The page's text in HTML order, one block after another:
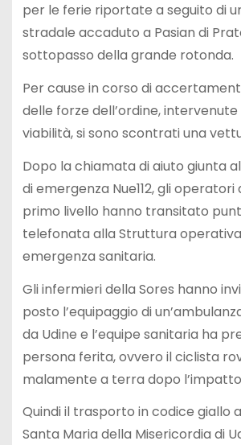
e
r
per le ferie riportate a seguito di
stradale accaduto a Pasian di
sottopasso della grande rotonda.
Per cause in corso di
delle forze dell’ordine,
viabilità, si sono scontrati una
Dopo la chiamata di aiuto giunta
di emergenza Nue112, gli operatori
primo livello hanno transitato
telefonata alla Struttura
emergenza sanitaria.
Gli infermieri della Sores hanno
posto l’equipaggio di
da Udine e l’equipe sanitaria ha
persona ferita, ovvero il ciclista
malamente a terra dopo
Quindi il trasporto in codice giallo
Santa Maria della Misericordia di